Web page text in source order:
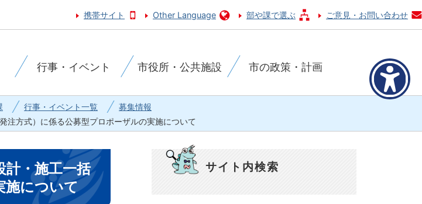
携帯サイト Other Language 部や課で選ぶ ご意見・お問い合わせ
行事・イベント 市役所・公共施設 市の政策・計画
行事・イベント一覧
募集情報
注方式）に係る公募型プロポーザルの実施について
計・施工一括
施について
サイト内検索